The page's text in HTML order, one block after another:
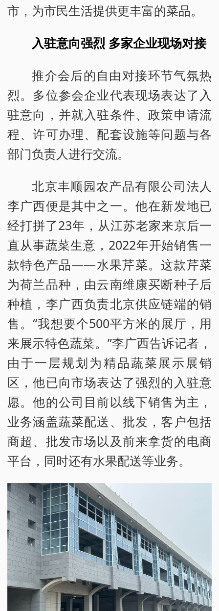
市，为市民生活提供更丰富的菜品。
入驻意向强烈 多家企业现场对接
推介会后的自由对接环节气氛热
烈。多位参会企业代表现场表达了入
驻意向，并就入驻条件、政策申请流
程、许可办理、配套设施等问题与各
部门负责人进行交流。
北京丰顺园农产品有限公司法人
李广西便是其中之一。他在新发地已
经打拼了23年，从江苏老家来京后一
直从事蔬菜生意，2022年开始销售一
款特色产品——水果芹菜。这款芹菜
为荷兰品种，由云南维康买断种子后
种植，李广西负责北京供应链端的销
售。“我想要个500平方米的展厅，用
来展示特色蔬菜。”李广西告诉记者，
由于一层规划为精品蔬菜展示展销
区，他已向市场表达了强烈的入驻意
愿。他的公司目前以线下销售为主，
业务涵盖蔬菜配送、批发，客户包括
商超、批发市场以及前来拿货的电商
平台，同时还有水果配送等业务。